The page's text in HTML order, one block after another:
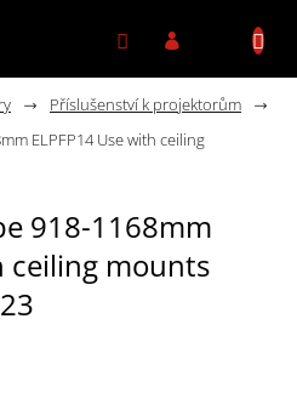
Příslušenství k projektorům
ELPFP14 Use with ceiling
918-1168mm
ceiling mounts